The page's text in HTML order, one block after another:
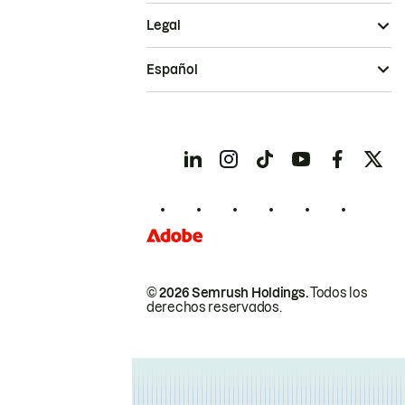
© 2026 Semrush Holdings.Todos los
derechos reservados.
Legal
Español